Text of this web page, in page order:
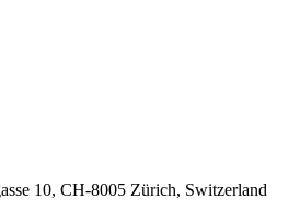
10, CH-8005 Zürich, Switzerland